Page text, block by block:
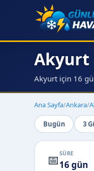
Akyurt
Akyurt için 16
Ana Sayfa/Ankara/
Bugün 3
📅 SÜRE
16 gün